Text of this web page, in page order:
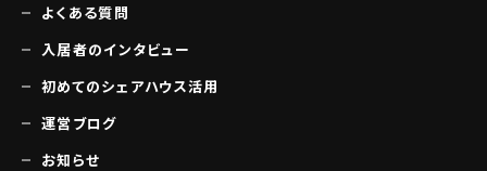
よくある質問
入居者のインタビュー
初めてのシェアハウス活用
運営ブログ
お知らせ